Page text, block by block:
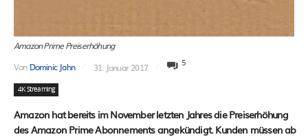
Amazon Prime Preiserhöhung
Von Dominic Jahn 31. Januar 2017 5
4K Streaming
Amazon hat bereits im November letzten Jahres die Preiserhöhung
des Amazon Prime Abonnements angekündigt. Kunden müssen ab